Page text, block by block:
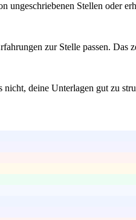
ungeschriebenen Stellen oder
zur Stelle passen. Das
deine Unterlagen gut zu